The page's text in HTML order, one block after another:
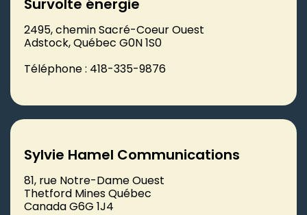
Survolte énergie
2495, chemin Sacré-Coeur Ouest
Adstock, Québec G0N 1S0
Téléphone : 418-335-9876
Sylvie Hamel Communications
81, rue Notre-Dame Ouest
Thetford Mines Québec
Canada G6G 1J4